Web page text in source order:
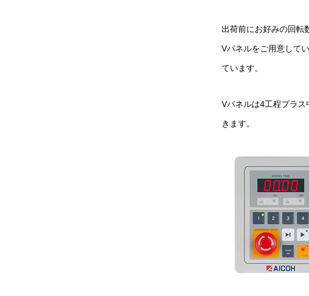
出荷前にお好みの回転
Vパネルをご用意して
ています。
Vパネルは4工程プラ
きます。